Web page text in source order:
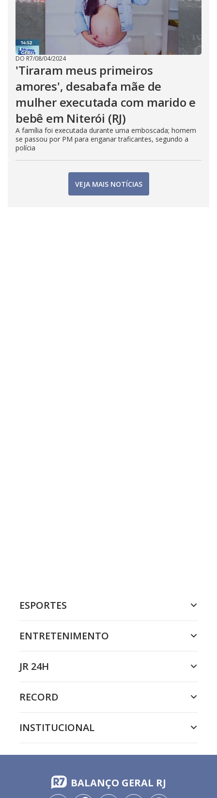
DO R7/08/04/2024
'Tiraram meus primeiros
amores', desabafa mãe de
mulher executada com marido e
bebê em Niterói (RJ)
A família foi executada durante uma emboscada; homem
se passou por PM para enganar traficantes, segundo a
polícia
VEJA MAIS NOTÍCIAS
ESPORTES
ENTRETENIMENTO
JR 24H
RECORD
INSTITUCIONAL
BALANÇO GERAL RJ